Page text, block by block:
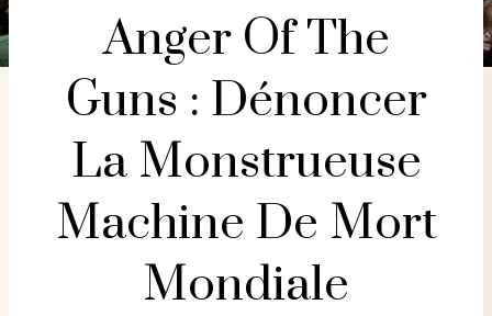
Anger Of The
Guns : Dénoncer
La Monstrueuse
Machine De Mort
Mondiale